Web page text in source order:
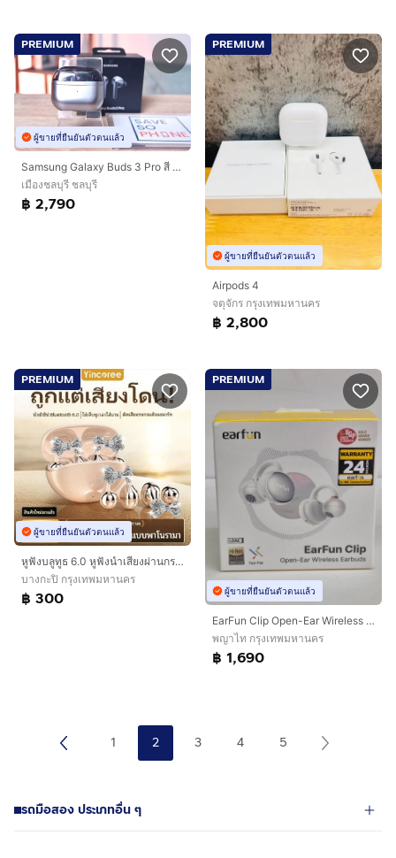
PREMIUM
ผู้ขายที่ยืนยันตัวตนแล้ว
Samsung Galaxy Buds 3 Pro สี Gray เครื่องสวยใช้งานน้อย ราคาเพียง 2,790.- มีประกันร้าน 60 วัน
เมืองชลบุรี ชลบุรี
฿ 2,790
PREMIUM
ผู้ขายที่ยืนยันตัวตนแล้ว
Airpods 4
จตุจักร กรุงเทพมหานคร
฿ 2,800
PREMIUM
ผู้ขายที่ยืนยันตัวตนแล้ว
หูฟังบลูทูธ 6.0 หูฟังนำเสียงผ่านกระดูก ตัดเสียงรบกวน ใส่สบายไม่เจ็บหู ออกกำลังกาย กันน้ำ
บางกะปิ กรุงเทพมหานคร
฿ 300
PREMIUM
ผู้ขายที่ยืนยันตัวตนแล้ว
EarFun Clip Open-Ear Wireless Earbuds ของใหม่ ยังไม่แกะกล่อง
พญาไท กรุงเทพมหานคร
฿ 1,690
1 2 3 4 5
รถมือสอง ประเภทอื่น ๆ